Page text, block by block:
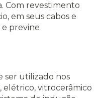
Com revestimento
em seus cabos e
e previne
ser utilizado nos
elétrico, vitrocerâmico